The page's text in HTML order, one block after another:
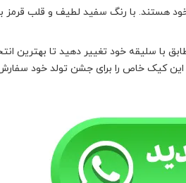
هستند. با رنگ سفید لطیف و قلب قرمز
با سلیقه خود تغییر دهید تا بهترین
و این کیک خاص را برای جشن تولد خود